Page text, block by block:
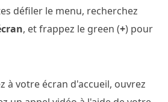
défiler le menu, recherchez
, et frappez le green (+) pour
à votre écran d'accueil, ouvrez